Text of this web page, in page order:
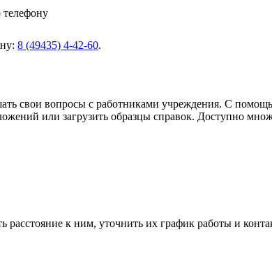
телефону
8 (49435) 4-42-60.
свои вопросы с работниками учреждения. С
или загрузить образцы справок. Доступно
к ним, уточнить их график работы и